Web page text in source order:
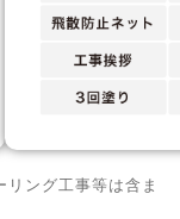
ング工事等は含ま